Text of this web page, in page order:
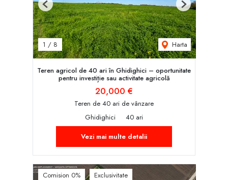
1 / 8 Harta
Previous Next
Teren agricol de 40 ari în Ghidighici – oportunitate
pentru investiție sau activitate agricolă
20,000 €
Teren de 40 ari de vânzare
Ghidighici
40 ari
Vezi mai multe detalii
Comision 0% Exclusivitate